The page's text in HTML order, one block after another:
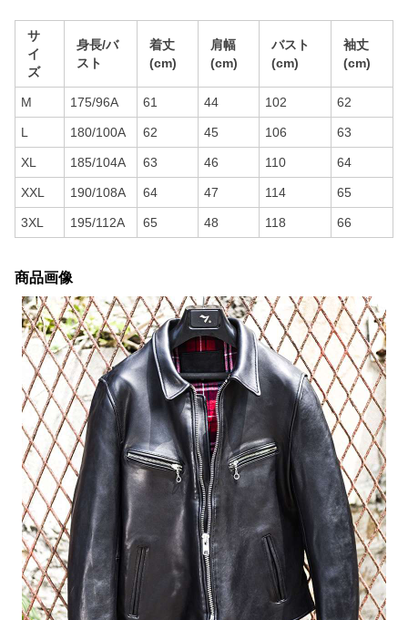
サ
イ
ズ
身長/バ
スト
着丈
(cm)
肩幅
(cm)
バスト
(cm)
袖丈
(cm)
M 175/96A 61 44 102 62
L 180/100A 62 45 106 63
XL 185/104A 63 46 110 64
XXL 190/108A 64 47 114 65
3XL 195/112A 65 48 118 66
商品画像